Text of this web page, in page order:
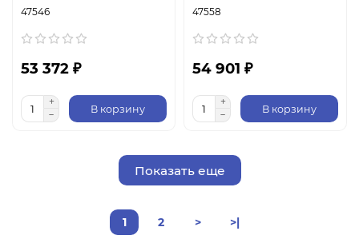
47546
53 372 ₽
В корзину
47558
54 901 ₽
В корзину
Показать еще
1 2 > >|